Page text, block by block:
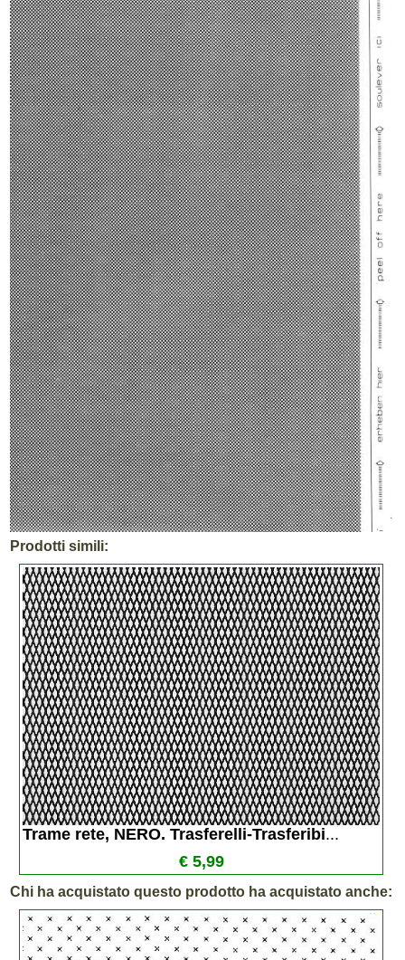
Prodotti simili:
Trame rete, NERO. Trasferelli-Trasferibi...
€ 5,99
Chi ha acquistato questo prodotto ha acquistato anche: